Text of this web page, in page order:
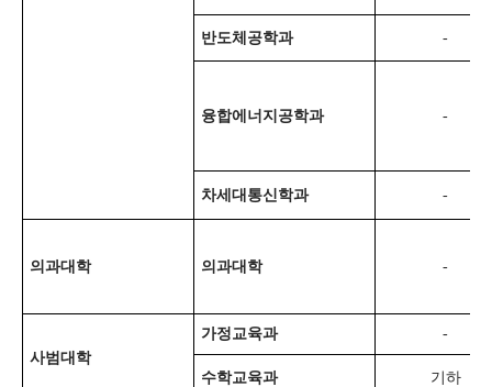
반도체공학과 -
융합에너지공학과 -
차세대통신학과 -
의과대학 의과대학 -
사범대학
가정교육과 -
수학교육과 기하